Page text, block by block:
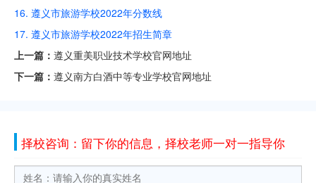
16. 遵义市旅游学校2022年分数线
17. 遵义市旅游学校2022年招生简章
上一篇： 遵义重美职业技术学校官网地址
下一篇： 遵义南方白酒中等专业学校官网地址
择校咨询：留下你的信息，择校老师一对一指导你